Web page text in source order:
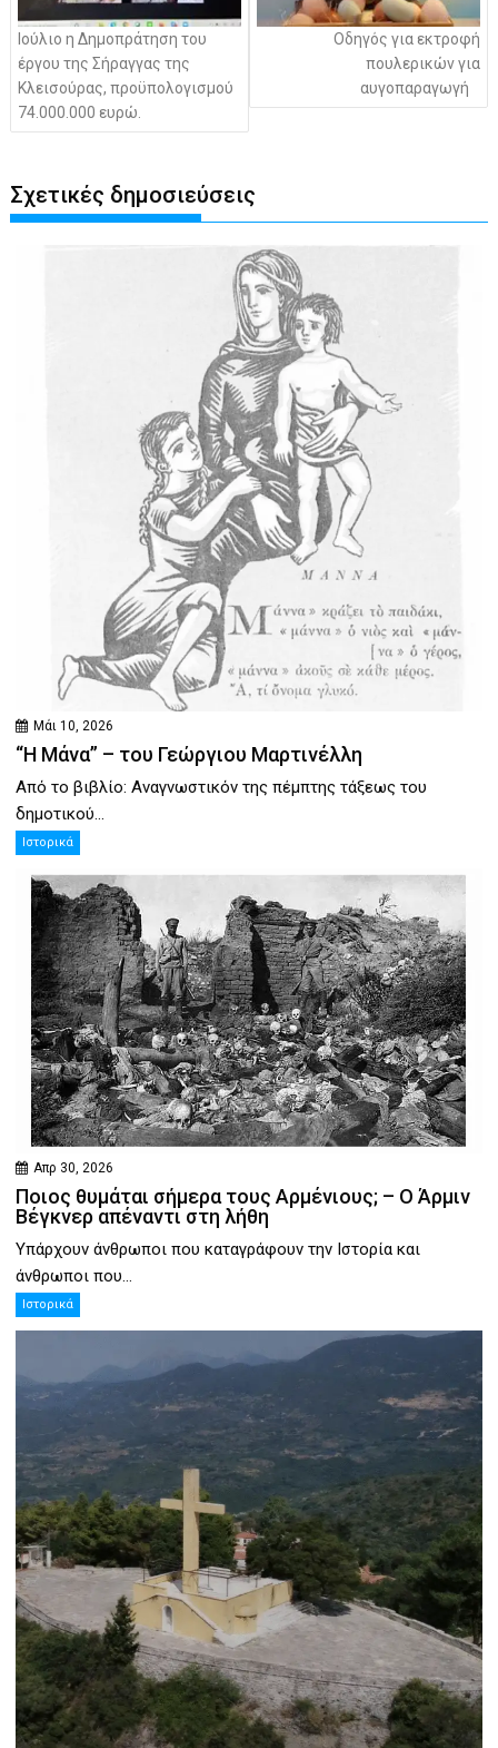
Ιούλιο η Δημοπράτηση του
έργου της Σήραγγας της
Κλεισούρας, προϋπολογισμού
74.000.000 ευρώ.
Οδηγός για εκτροφή
πουλερικών για
αυγοπαραγωγή
Σχετικές δημοσιεύσεις
Μάι 10, 2026
“Η Μάνα” – του Γεώργιου Μαρτινέλλη
Από το βιβλίο: Αναγνωστικόν της πέμπτης τάξεως του
δημοτικού...
Ιστορικά
Απρ 30, 2026
Ποιος θυμάται σήμερα τους Αρμένιους; – Ο Άρμιν
Βέγκνερ απέναντι στη λήθη
Υπάρχουν άνθρωποι που καταγράφουν την Ιστορία και
άνθρωποι που...
Ιστορικά